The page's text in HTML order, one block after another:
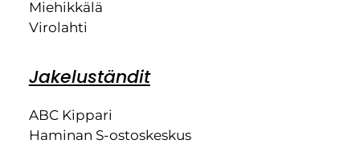
Miehikkälä
Virolahti
Jakeluständit
ABC Kippari
Haminan S-ostoskeskus